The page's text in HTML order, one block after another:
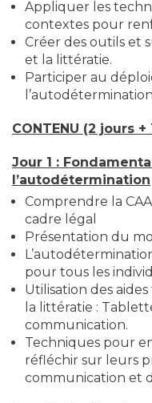
Appliquer les
contextes pour
Créer des outils et
et la littératie.
Participer au
l’autodétermination
CONTENU (2 jours
Jour 1 :
l’autodétermination
Comprendre la
cadre légal
Présentation du
pour tous les
Utilisation des
la littératie :
communication.
Techniques pour
réfléchir sur leurs
communication et